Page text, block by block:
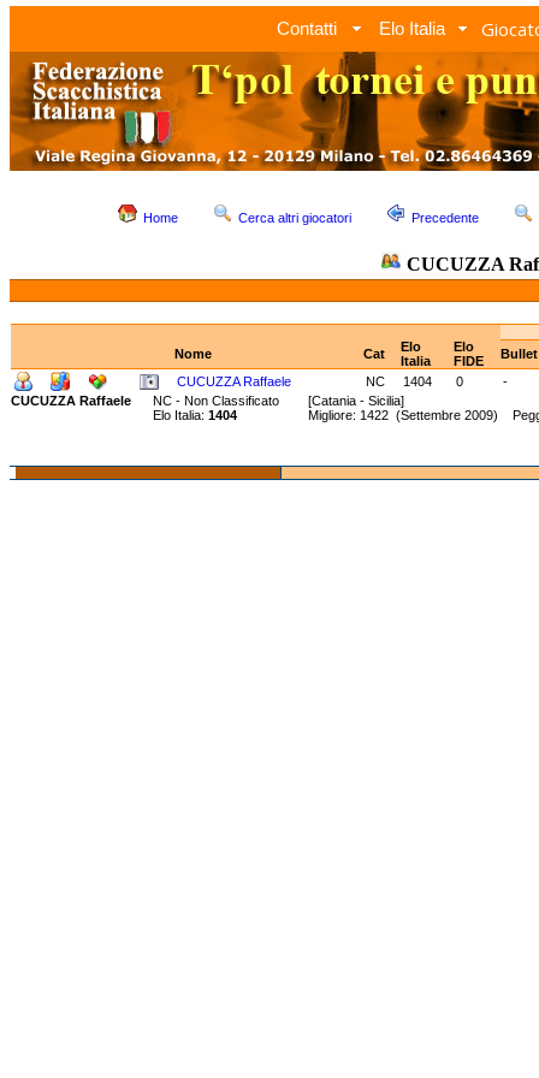
Contatti Elo Italia
Home Cerca altri giocatori Precedente
CUCUZZA
Nome Cat
Elo
Italia
Elo
FIDE
CUCUZZA Raffaele
NC 1404 0
-
CUCUZZA Raffaele
NC - Non Classificato [Catania - Sicilia]
Elo Italia: 1404 Migliore: 1422 (Settembre 2009)